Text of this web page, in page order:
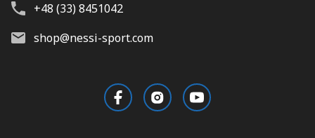
+48 (33) 8451042
shop@nessi-sport.com